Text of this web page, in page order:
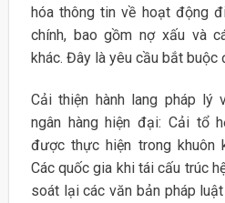
hóa thông tin về hoạt động
chính, bao gồm nợ xấu và
khác. Đây là yêu cầu bắt buộc
Cải thiện hành lang pháp lý
ngân hàng hiện đại: Cải tổ
được thực hiện trong khuôn
Các quốc gia khi tái cấu trúc
soát lại các văn bản pháp